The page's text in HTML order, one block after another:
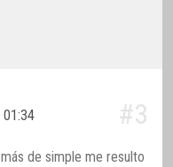
01:34 #3
de simple me resulto